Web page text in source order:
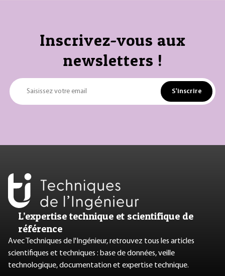
Inscrivez-vous aux
newsletters !
Saisissez votre email S'inscrire
L’expertise technique et scientifique de
référence
Avec Techniques de l'Ingénieur, retrouvez tous les articles
scientifiques et techniques : base de données, veille
technologique, documentation et expertise technique.